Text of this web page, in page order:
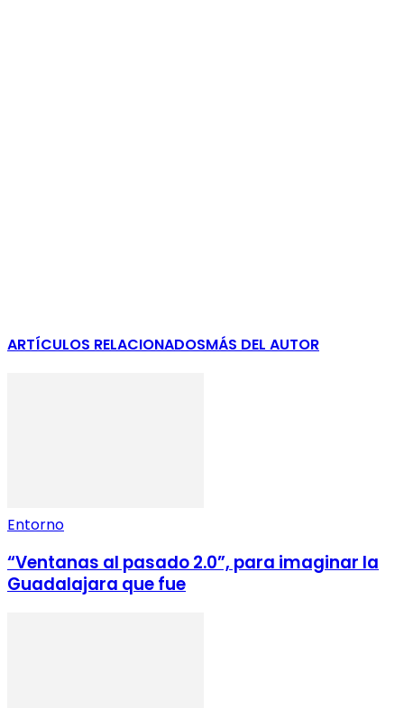
ARTÍCULOS RELACIONADOSMÁS DEL AUTOR
Entorno
“Ventanas al pasado 2.0”, para imaginar la
Guadalajara que fue